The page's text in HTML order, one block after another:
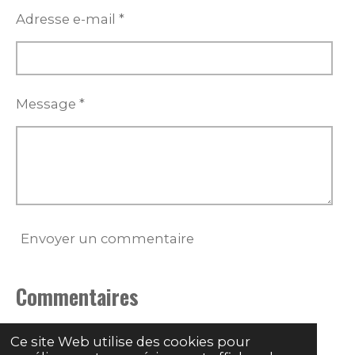
Ce site Web utilise des cookies pour
Adresse e-mail *
Message *
Envoyer un commentaire
Commentaires
Il n'y a pas encore de commentaire.